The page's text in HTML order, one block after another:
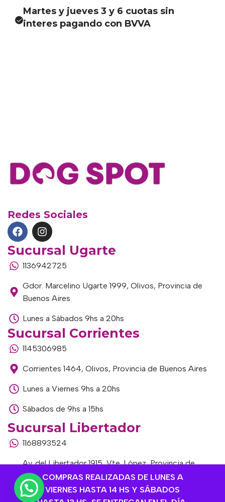
COMPRAS REALIZADAS DE LUNES A
VIERNES HASTA 14 HS Y SÁBADOS
Martes y jueves 3 y 6 cuotas sin
interes pagando con BVVA
Redes Sociales
Sucursal Ugarte
1136942725
Gdor. Marcelino Ugarte 1999, Olivos, Provincia de
Buenos Aires
Lunes a Sábados 9hs a 20hs
Sucursal Corrientes
1145306985
Corrientes 1464, Olivos, Provincia de Buenos Aires
Lunes a Viernes 9hs a 20hs
Sábados de 9hs a 15hs
Sucursal Libertador
1168893524
Av. del Libertador 1915, Vte. López, Provincia de
Buenos Aires
Lunes a Viernes de 9hs a 13hs / 16hs a 20hs